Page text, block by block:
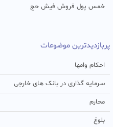
خمس پول فروش فیش حج
پربازدیدترین موضوعات
احکام وامها
سرمایه گذاری در بانک های خارجی
محارم
بلوغ